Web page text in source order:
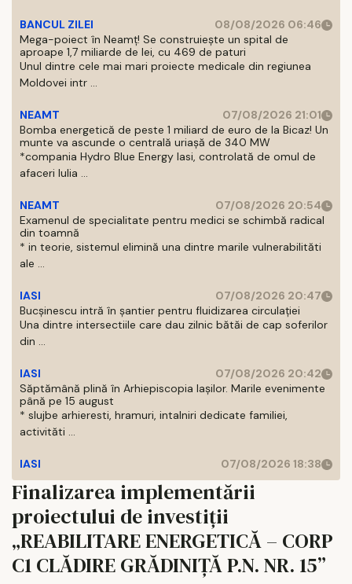
BANCUL ZILEI
08/08/2026 06:46
Mega-poiect în Neamț! Se construiește un spital de
aproape 1,7 miliarde de lei, cu 469 de paturi
Unul dintre cele mai mari proiecte medicale din regiunea
Moldovei intr ...
NEAMT
07/08/2026 21:01
Bomba energetică de peste 1 miliard de euro de la Bicaz! Un
munte va ascunde o centrală uriașă de 340 MW
*compania Hydro Blue Energy Iasi, controlată de omul de
afaceri Iulia ...
NEAMT
07/08/2026 20:54
Examenul de specialitate pentru medici se schimbă radical
din toamnă
* in teorie, sistemul elimină una dintre marile vulnerabilităti
ale ...
IASI
07/08/2026 20:47
Bucșinescu intră în șantier pentru fluidizarea circulației
Una dintre intersectiile care dau zilnic bătăi de cap soferilor
din ...
IASI
07/08/2026 20:42
Săptămână plină în Arhiepiscopia Iașilor. Marile evenimente
până pe 15 august
* slujbe arhieresti, hramuri, intalniri dedicate familiei,
activităti ...
IASI 07/08/2026 18:38
Finalizarea implementării
proiectului de investiții
„REABILITARE ENERGETICĂ – CORP
C1 CLĂDIRE GRĂDINIȚĂ P.N. NR. 15”